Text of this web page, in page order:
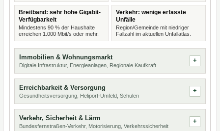
Breitband: sehr hohe Gigabit-
Verfügbarkeit
Mindestens 90 % der Haushalte
erreichen 1.000 Mbit/s oder mehr.
Verkehr: wenige erfasste
Unfälle
Region/Gemeinde mit niedriger
Fallzahl im aktuellen Unfallatlas.
Immobilien & Wohnungsmarkt
Digitale Infrastruktur, Energieanlagen, Regionale Kaufkraft
Erreichbarkeit & Versorgung
Gesundheitsversorgung, Heliport-Umfeld, Schulen
Verkehr, Sicherheit & Lärm
Bundesfernstraßen-Verkehr, Motorisierung, Verkehrssicherheit